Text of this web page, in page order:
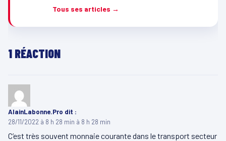
Tous ses articles →
1 RÉACTION
AlainLabonne.Pro dit :
28/11/2022 à 8 h 28 min à 8 h 28 min
C’est très souvent monnaie courante dans le transport secteur